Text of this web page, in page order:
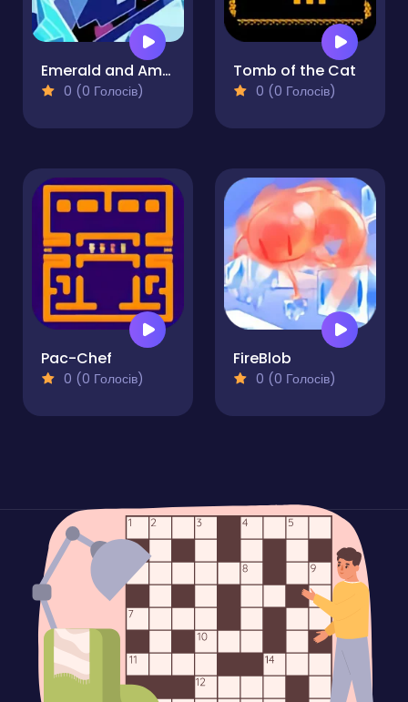
Emerald and Amber
0 (0 Голосів)
Tomb of the Cat
0 (0 Голосів)
Pac-Chef
0 (0 Голосів)
FireBlob
0 (0 Голосів)